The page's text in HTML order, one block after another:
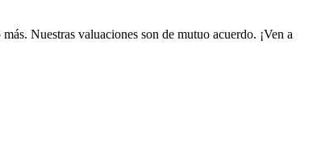
Nuestras valuaciones son de mutuo acuerdo. ¡Ven a